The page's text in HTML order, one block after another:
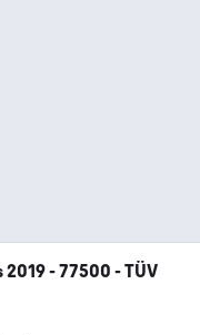
- 77500 - TÜV